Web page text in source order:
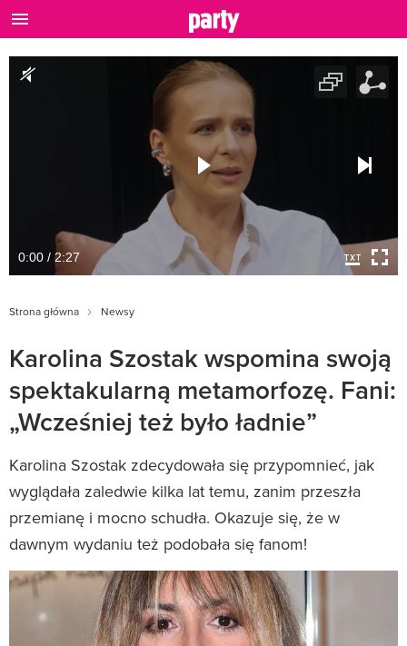
0:00 / 2:27
Strona główna Newsy
Karolina Szostak wspomina swoją
spektakularną metamorfozę. Fani:
„Wcześniej też było ładnie”
Karolina Szostak zdecydowała się przypomnieć, jak
wyglądała zaledwie kilka lat temu, zanim przeszła
przemianę i mocno schudła. Okazuje się, że w
dawnym wydaniu też podobała się fanom!